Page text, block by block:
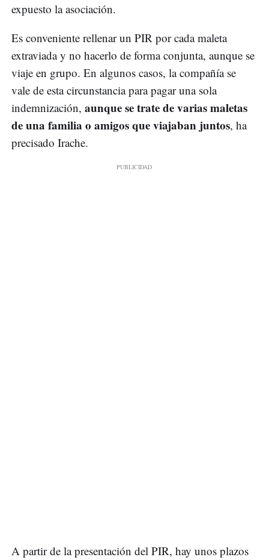
expuesto la asociación.
Es conveniente rellenar un PIR por cada maleta
extraviada y no hacerlo de forma conjunta, aunque se
viaje en grupo. En algunos casos, la compañía se
vale de esta circunstancia para pagar una sola
indemnización, aunque se trate de varias maletas
de una familia o amigos que viajaban juntos, ha
precisado Irache.
A partir de la presentación del PIR, hay unos plazos